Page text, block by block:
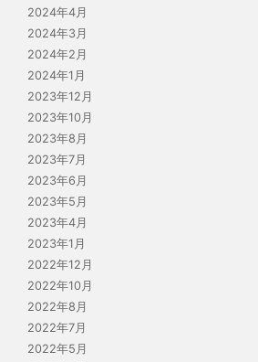
2024年4月
2024年3月
2024年2月
2024年1月
2023年12月
2023年10月
2023年8月
2023年7月
2023年6月
2023年5月
2023年4月
2023年1月
2022年12月
2022年10月
2022年8月
2022年7月
2022年5月